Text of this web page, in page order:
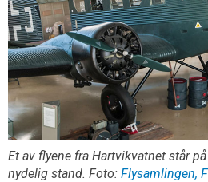
Et av flyene fra Hartvikvatnet står
nydelig stand. Foto: Flysamlingen,